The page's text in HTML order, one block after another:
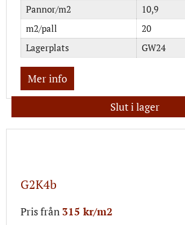
Pannor/m2
10,9
m2/pall
20
Lagerplats
GW24
Mer info
Slut i lager
G2K4b
Pris från 315 kr/m2